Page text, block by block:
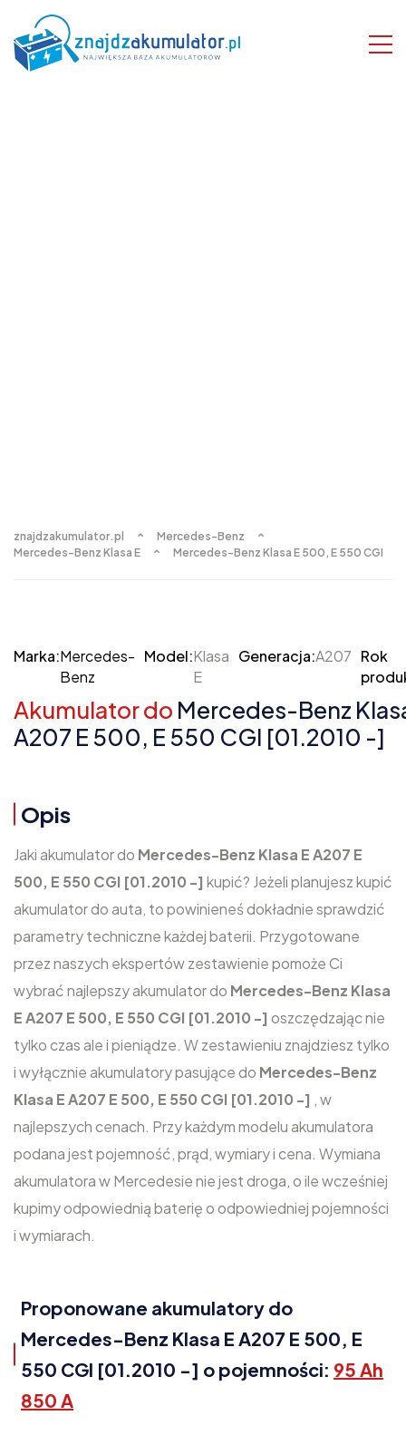
znajdzakumulator.pl
Mercedes-Benz
Mercedes-Benz Klasa E
Mercedes-Benz Klasa E 500, E 550 CGI
Marka:Mercedes-
Benz
Model:Klasa
E
Generacja:A207 Rok
Akumulator do Mercedes-Benz
A207 E 500, E 550 CGI [01.2010 -]
Opis
Jaki akumulator do Mercedes-Benz Klasa E A207 E
500, E 550 CGI [01.2010 -] kupić? Jeżeli planujesz kupić
akumulator do auta, to powinieneś dokładnie sprawdzić
parametry techniczne każdej baterii. Przygotowane
przez naszych ekspertów zestawienie pomoże Ci
wybrać najlepszy akumulator do Mercedes-Benz Klasa
E A207 E 500, E 550 CGI [01.2010 -] oszczędzając nie
tylko czas ale i pieniądze. W zestawieniu znajdziesz tylko
i wyłącznie akumulatory pasujące do Mercedes-Benz
Klasa E A207 E 500, E 550 CGI [01.2010 -] , w
najlepszych cenach. Przy każdym modelu akumulatora
podana jest pojemność, prąd, wymiary i cena. Wymiana
akumulatora w Mercedesie nie jest droga, o ile wcześniej
kupimy odpowiednią baterię o odpowiedniej pojemności
i wymiarach.
Proponowane akumulatory do
Mercedes-Benz Klasa E A207 E 500, E
550 CGI [01.2010 -] o pojemności: 95 Ah
850 A